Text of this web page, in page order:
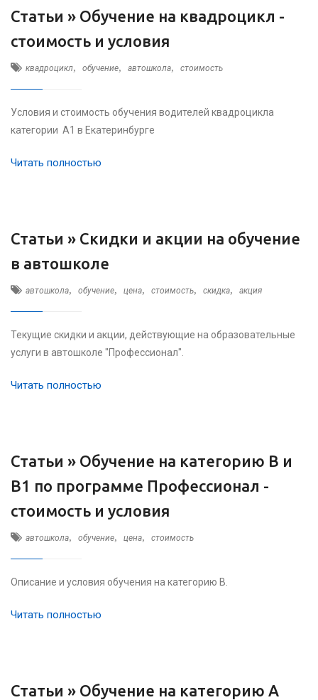
Статьи » Обучение на квадроцикл -
стоимость и условия
квадроцикл, обучение, автошкола, стоимость
Условия и стоимость обучения водителей квадроцикла
категории А1 в Екатеринбурге
Читать полностью
Статьи » Скидки и акции на обучение
в автошколе
автошкола, обучение, цена, стоимость, скидка, акция
Текущие скидки и акции, действующие на образовательные
услуги в автошколе "Профессионал".
Читать полностью
Статьи » Обучение на категорию B и
B1 по программе Профессионал -
стоимость и условия
автошкола, обучение, цена, стоимость
Описание и условия обучения на категорию B.
Читать полностью
Статьи » Обучение на категорию А